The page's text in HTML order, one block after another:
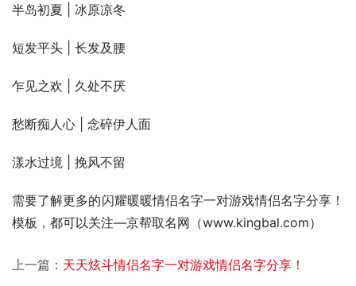
半岛初夏 | 冰原凉冬
短发平头 | 长发及腰
乍见之欢 | 久处不厌
愁断痴人心 | 念碎伊人面
漾水过境 | 挽风不留
需要了解更多的闪耀暖暖情侣名字一对游戏情侣名字分享！
模板，都可以关注—京帮取名网（www.kingbal.com）
上一篇： 天天炫斗情侣名字一对游戏情侣名字分享！